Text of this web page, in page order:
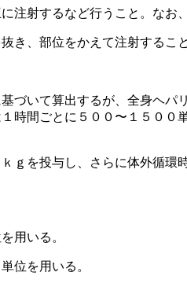
射するなど行うこと。なお
き、部位をかえて注射すること
いて算出するが、全身ヘ
間ごとに５００〜１５００
を投与し、さらに体外循
用いる。
位を用いる。